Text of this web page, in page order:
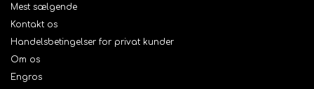
Mest sælgende
Kontakt os
Handelsbetingelser for privat kunder
Om os
Engros